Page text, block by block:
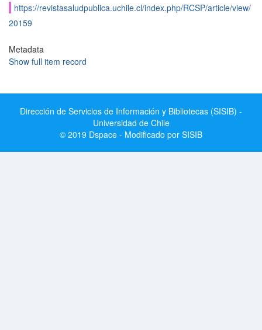
https://revistasaludpublica.uchile.cl/index.php/RCSP/article/view/
20159
Metadata
Show full item record
Dirección de Servicios de Información y Bibliotecas (SISIB) -
Universidad de Chile
© 2019 Dspace - Modificado por SISIB